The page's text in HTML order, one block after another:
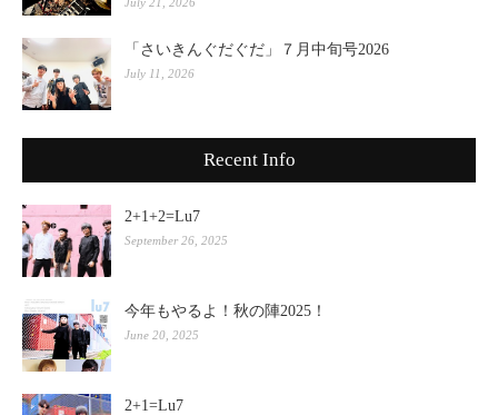
「さいきんぐだぐだ」７月中旬号2026
July 11, 2026
Recent Info
2+1+2=Lu7
September 26, 2025
今年もやるよ！秋の陣2025！
June 20, 2025
2+1=Lu7